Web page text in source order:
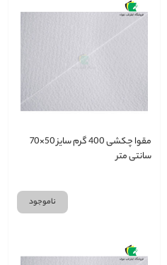
مقوا چکشی 400 گرم سایز 50×70
سانتی متر
ناموجود